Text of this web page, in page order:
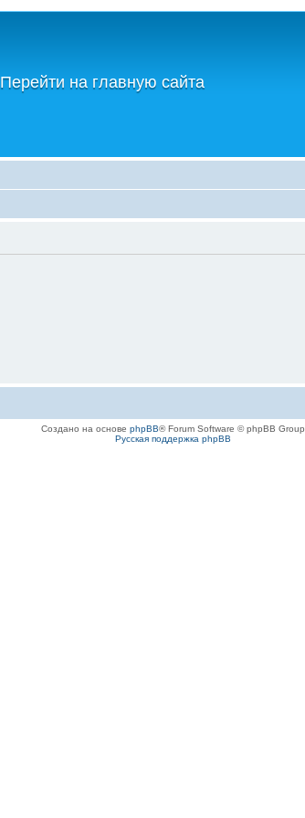
Перейти на главную сайта
Создано на основе phpBB® Forum Software © phpBB Group
Русская поддержка phpBB